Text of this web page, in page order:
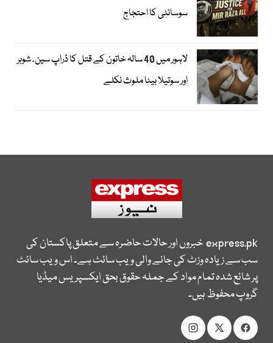
سوسائٹی کا احتجاج
لاہور میں 40 سالہ خاتون کے قتل کا ڈراپ سین، شوہر
اور سوتیلا بیٹا ملوث نکلے
express.pkخبروں اور حالات حاضرہ سے متعلق پاکستان کی
سب سے زیادہ وزٹ کی جانے والی ویب سائٹ ہے۔ اس ویب سائٹ
پر شائع شدہ تمام مواد کے جملہ حقوق بحق ایکسپریس میڈیا
گروپ محفوظ ہیں۔